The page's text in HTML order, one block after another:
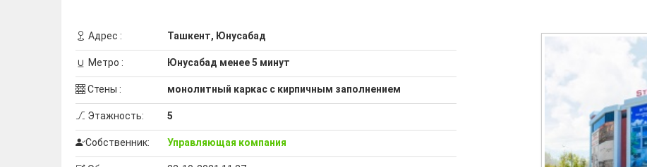
Адрес : Ташкент, Юнусабад
Метро : Юнусабад менее 5 минут
Стены : монолитный каркас с кирпичным заполнением
Этажность: 5
Собственник: Управляющая компания